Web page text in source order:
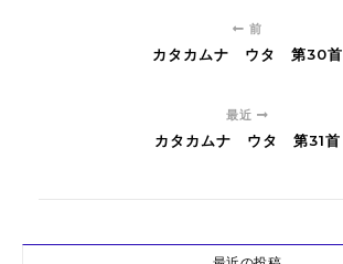
前
カタカムナ ウタ 第30首
最近
カタカムナ ウタ 第31首